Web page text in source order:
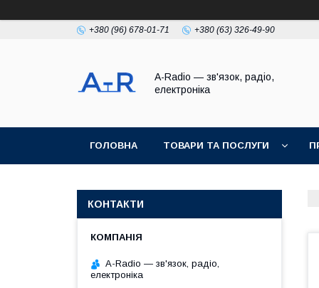
+380 (96) 678-01-71 +380 (63) 326-49-90
A-Radio — зв'язок, радіо,
електроніка
ГОЛОВНА ТОВАРИ ТА ПОСЛУГИ
КОНТАКТИ
A-Radio — зв'язок, радіо,
електроніка